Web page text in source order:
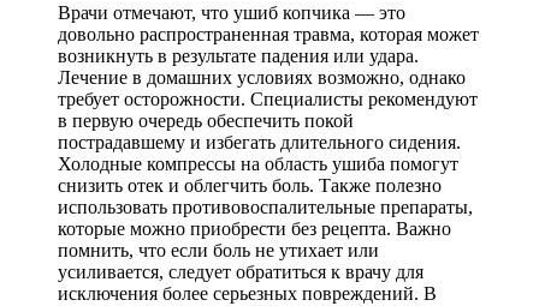
Врачи отмечают, что ушиб копчика — это
довольно распространенная травма, которая может
возникнуть в результате падения или удара.
Лечение в домашних условиях возможно, однако
требует осторожности. Специалисты рекомендуют
в первую очередь обеспечить покой
пострадавшему и избегать длительного сидения.
Холодные компрессы на область ушиба помогут
снизить отек и облегчить боль. Также полезно
использовать противовоспалительные препараты,
которые можно приобрести без рецепта. Важно
помнить, что если боль не утихает или
усиливается, следует обратиться к врачу для
исключения более серьезных повреждений. В